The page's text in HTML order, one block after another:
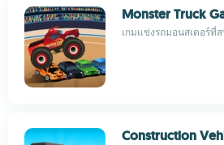
Monster Truck
เกมแข่งรถมอนสเตอร์ที่
Construction